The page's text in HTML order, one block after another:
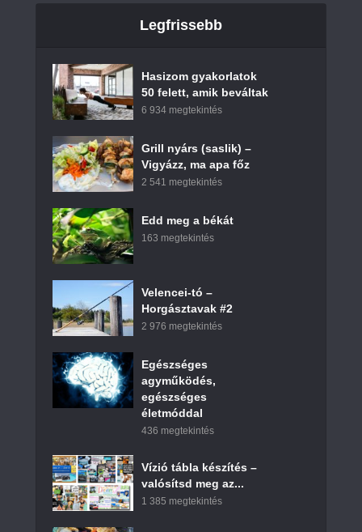
Legfrissebb
Hasizom gyakorlatok
50 felett, amik beváltak
6 934 megtekintés
Grill nyárs (saslik) –
Vigyázz, ma apa főz
2 541 megtekintés
Edd meg a békát
163 megtekintés
Velencei-tó –
Horgásztavak #2
2 976 megtekintés
Egészséges
agyműködés,
egészséges
életmóddal
436 megtekintés
Vízió tábla készítés –
valósítsd meg az...
1 385 megtekintés